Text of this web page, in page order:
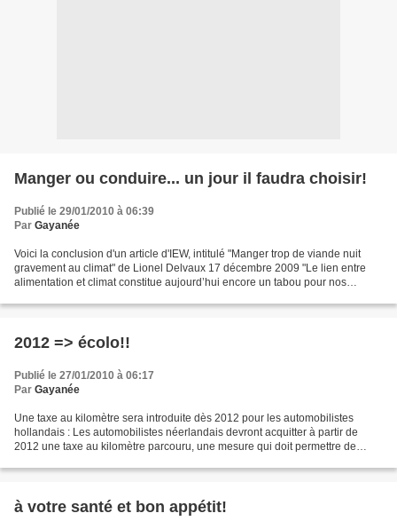
Manger ou conduire... un jour il faudra choisir!
Publié le 29/01/2010 à 06:39
Par Gayanée
Voici la conclusion d'un article d'IEW, intitulé "Manger trop de viande nuit
gravement au climat" de Lionel Delvaux 17 décembre 2009 "Le lien entre
alimentation et climat constitue aujourd’hui encore un tabou pour nos
2012 => écolo!!
Publié le 27/01/2010 à 06:17
Par Gayanée
Une taxe au kilomètre sera introduite dès 2012 pour les automobilistes
hollandais : Les automobilistes néerlandais devront acquitter à partir de
2012 une taxe au kilomètre parcouru, une mesure qui doit permettre de
à votre santé et bon appétit!